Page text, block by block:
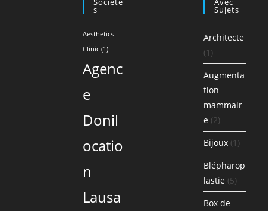
S
Aesthetics
Clinic (1)
Agenc
e
Donil
ocatio
n
Lausa
Sujets
Architecte
(1)
Augmenta
tion
mammair
e (2)
Bijoux (1)
Blépharop
lastie (5)
Box de